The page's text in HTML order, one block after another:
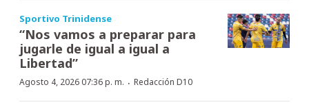
Sportivo Trinidense
“Nos vamos a preparar para
jugarle de igual a igual a
Libertad”
Agosto 4, 2026 07:36 p. m. · Redacción D10